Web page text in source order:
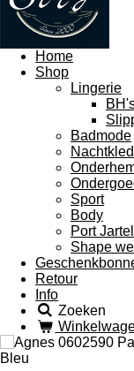
Home
Shop
Lingerie
Badmode
Sport
Body
Port
Shape
Retour
Info
Zoeken